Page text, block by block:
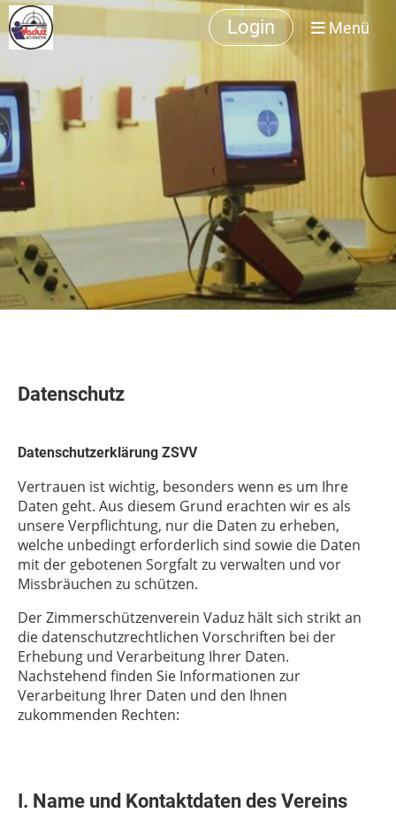
Login Menü
Datenschutz
Datenschutzerklärung ZSVV
Vertrauen ist wichtig, besonders wenn es um Ihre
Daten geht. Aus diesem Grund erachten wir es als
unsere Verpflichtung, nur die Daten zu erheben,
welche unbedingt erforderlich sind sowie die Daten
mit der gebotenen Sorgfalt zu verwalten und vor
Missbräuchen zu schützen.
Der Zimmerschützenverein Vaduz hält sich strikt an
die datenschutzrechtlichen Vorschriften bei der
Erhebung und Verarbeitung Ihrer Daten.
Nachstehend finden Sie Informationen zur
Verarbeitung Ihrer Daten und den Ihnen
zukommenden Rechten:
I. Name und Kontaktdaten des Vereins